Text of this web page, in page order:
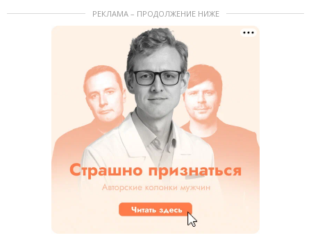
РЕКЛАМА – ПРОДОЛЖЕНИЕ НИЖЕ